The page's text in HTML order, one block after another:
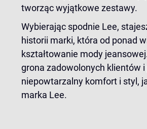
tworząc wyjątkowe zestawy.
Wybierając spodnie Lee,
historii marki, która od ponad
kształtowanie mody
grona zadowolonych klientów i
niepowtarzalny komfort i styl,
marka Lee.